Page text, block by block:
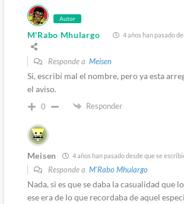
Autor
M'Rabo Mhulargo 4 años han pasado
Responde a Meisen
Si, escribí mal el nombre, pero ya esta
el aviso.
0 Responder
Meisen 4 años han pasado desde que se
Responde a M'Rabo Mhulargo
Nada, si es que se daba la casualidad que
ese era de lo que recordaba de aquel